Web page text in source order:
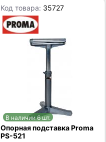
Код товара: 35727
В наличии 6 шт.
Опорная подставка Proma
PS-521